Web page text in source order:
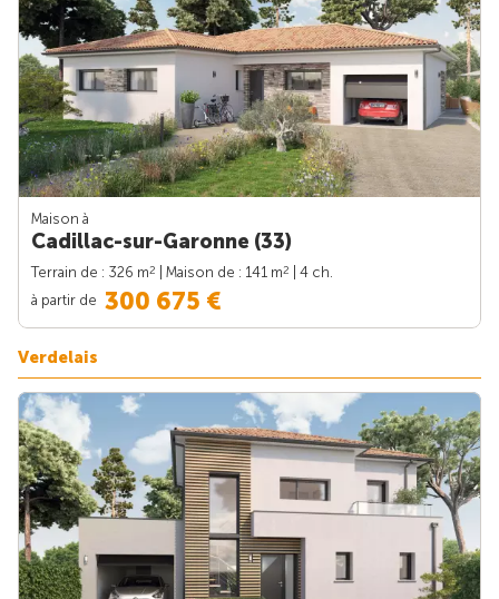
Maison à
Cadillac-sur-Garonne (33)
Terrain de : 326 m2 | Maison de : 141 m2
| 4 ch.
à partir de 300 675 €
Verdelais